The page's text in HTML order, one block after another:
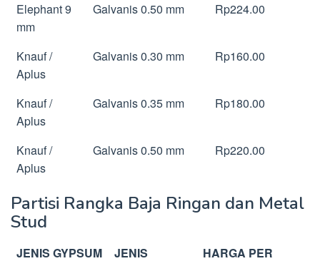
Elephant 9
mm
Galvanis 0.50 mm Rp224.00
Knauf /
Aplus
Galvanis 0.30 mm Rp160.00
Knauf /
Aplus
Galvanis 0.35 mm Rp180.00
Knauf /
Aplus
Galvanis 0.50 mm Rp220.00
Partisi Rangka Baja Ringan dan Metal
Stud
JENIS GYPSUM
JENIS
HARGA PER